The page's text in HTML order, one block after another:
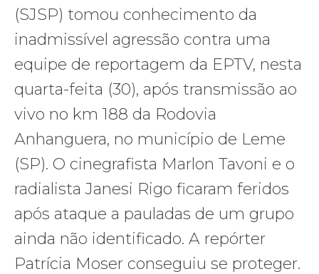
(SJSP) tomou conhecimento da
inadmissível agressão contra uma
equipe de reportagem da EPTV, nesta
quarta-feita (30), após transmissão ao
vivo no km 188 da Rodovia
Anhanguera, no município de Leme
(SP). O cinegrafista Marlon Tavoni e o
radialista Janesi Rigo ficaram feridos
após ataque a pauladas de um grupo
ainda não identificado. A repórter
Patrícia Moser conseguiu se proteger.